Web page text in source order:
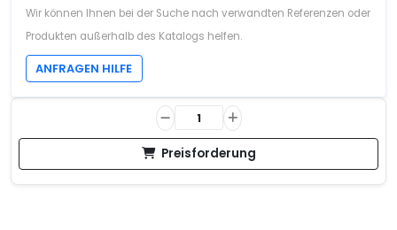
Wir können Ihnen bei der Suche nach verwandten Referenzen oder
Produkten außerhalb des Katalogs helfen.
ANFRAGEN HILFE
Preisforderung